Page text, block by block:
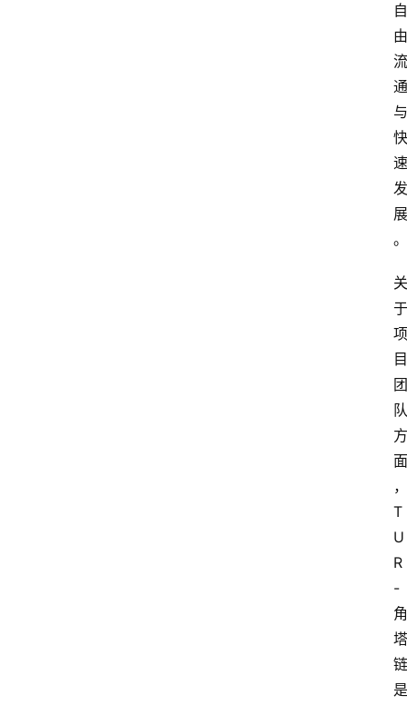
自
由
流
通
与
快
速
发
展
。
关
于
项
目
团
队
方
面
，
T
U
R
-
角
塔
链
是